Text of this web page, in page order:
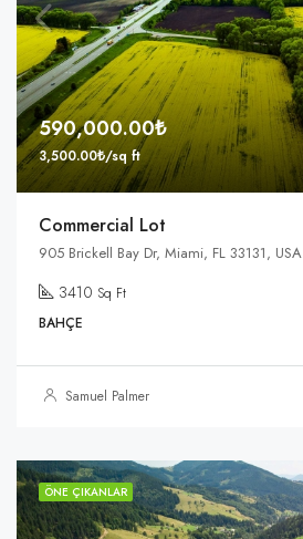
590,000.00₺
3,500.00₺/sq ft
Commercial Lot
905 Brickell Bay Dr, Miami, FL 33131, USA
3410 Sq Ft
BAHÇE
Samuel Palmer
ÖNE ÇIKANLAR